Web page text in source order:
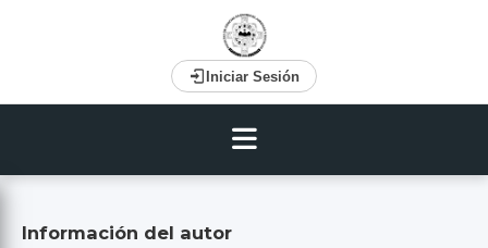
Iniciar Sesión
Información del autor